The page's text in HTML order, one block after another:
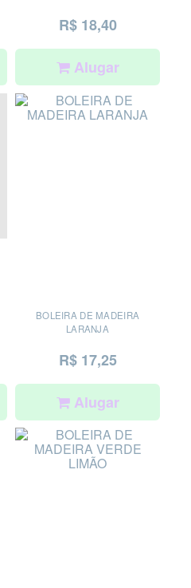
R$ 18,40
Alugar
BOLEIRA DE MADEIRA
LARANJA
R$ 17,25
Alugar